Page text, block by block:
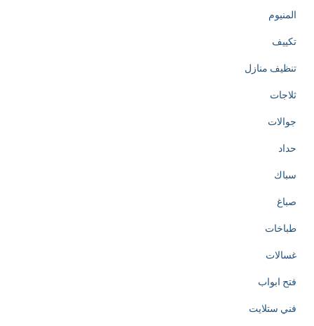
المنيوم
تكييف
تنظيف منازل
ثلاجات
جوالات
حداد
سباك
صباغ
طباخات
غسالات
فتح ابواب
فني ستلايت